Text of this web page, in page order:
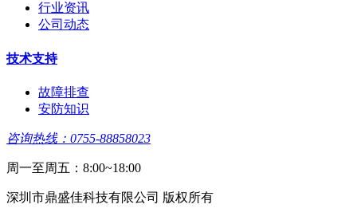
行业资讯
公司动态
技术支持
故障排查
安防知识
咨询热线：0755-88858023
周一至周五：8:00~18:00
深圳市鼎盛佳科技有限公司 版权所有